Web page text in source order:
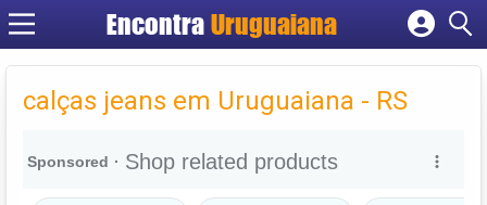
Encontra Uruguaiana
Cadastrar empresa
Criar conta
calças jeans em Uruguaiana - RS